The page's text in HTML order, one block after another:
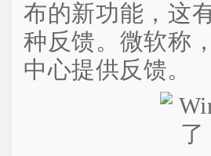
布的新功能，这
种反馈。微软称
中心提供反馈。